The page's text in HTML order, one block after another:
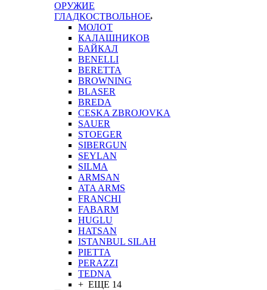
ОРУЖИЕ
ГЛАДКОСТВОЛЬНОЕ
МОЛОТ
КАЛАШНИКОВ
БАЙКАЛ
BENELLI
BERETTA
BROWNING
BLASER
BREDA
CESKA ZBROJOVKA
SAUER
STOEGER
SIBERGUN
SEYLAN
SILMA
ARMSAN
ATA ARMS
FRANCHI
FABARM
HUGLU
HATSAN
ISTANBUL SILAH
PIETTA
PERAZZI
TEDNA
+ ЕЩЕ 14